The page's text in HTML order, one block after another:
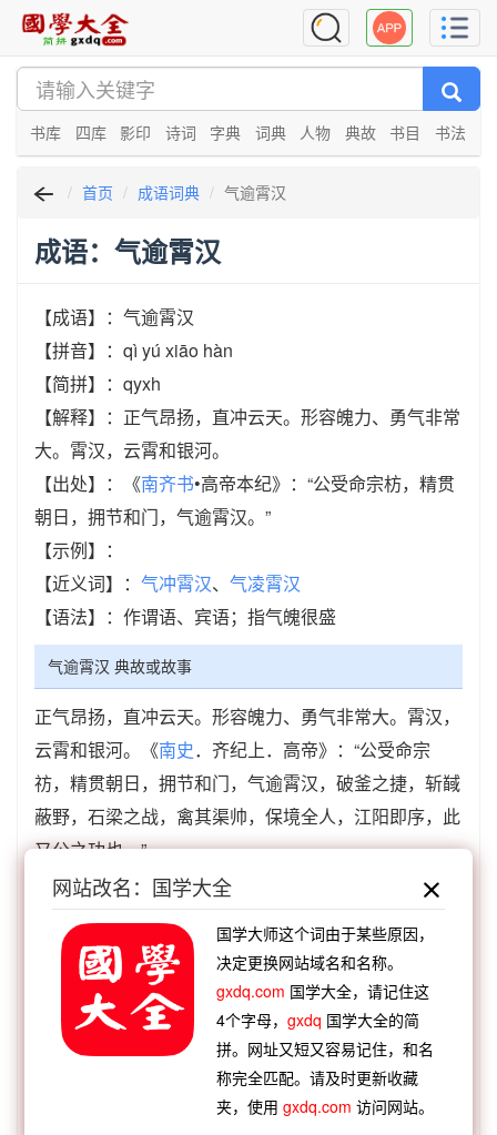
书库 四库 影印 诗词 字典 词典 人物 典故 书目 书法
首页 成语词典 气逾霄汉
成语：气逾霄汉
【成语】：气逾霄汉
【拼音】：qì yú xiāo hàn
【简拼】：qyxh
【解释】：正气昂扬，直冲云天。形容魄力、勇气非常
大。霄汉，云霄和银河。
【出处】：《南齐书•高帝本纪》：“公受命宗枋，精贯
朝日，拥节和门，气逾霄汉。”
【示例】：
【近义词】： 气冲霄汉、 气凌霄汉
【语法】：作谓语、宾语；指气魄很盛
气逾霄汉 典故或故事
正气昂扬，直冲云天。形容魄力、勇气非常大。霄汉，
云霄和银河。《南史．齐纪上．高帝》：“公受命宗
祊，精贯朝日，拥节和门，气逾霄汉，破釜之捷，斩馘
蔽野，石梁之战，禽其渠帅，保境全人，江阳即序，此
又公之功也。”
气逾霄汉 成语接龙
【顺接】： 汉语成语 汉上襟题 汉日天种
汉庭重
汉阴灌园 汉宫纨扇 汉人流麦
汉皋珮失
【顺接】： 韦贤相汉 张良辞汉 仙人辞汉
金人辞
金人别汉 江淮河汉 邈若河汉
气逾霄汉
南阳佳气 一门同气
长信秋
敛色屏气 乔声颡气
平心定气
网站改名：国学大全
国学大师这个词由于某些原因，
决定更换网站域名和名称。
gxdq.com 国学大全，请记住这
4个字母，gxdq 国学大全的简
拼。网址又短又容易记住，和名
称完全匹配。请及时更新收藏
夹，使用gxdq.com 访问网站。